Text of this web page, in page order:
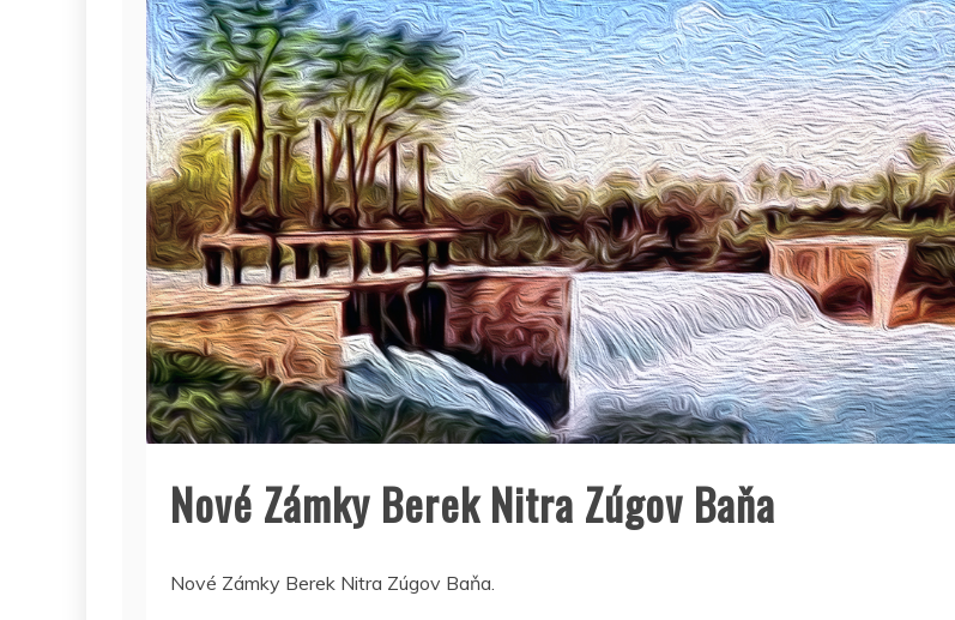
Nové Zámky Berek Nitra Zúgov Baňa
Nové Zámky Berek Nitra Zúgov Baňa.